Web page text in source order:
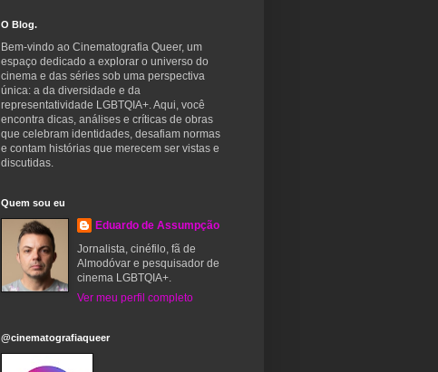
O Blog.
Bem-vindo ao Cinematografia Queer, um
espaço dedicado a explorar o universo do
cinema e das séries sob uma perspectiva
única: a da diversidade e da
representatividade LGBTQIA+. Aqui, você
encontra dicas, análises e críticas de obras
que celebram identidades, desafiam normas
e contam histórias que merecem ser vistas e
discutidas.
Quem sou eu
Eduardo de Assumpção
Jornalista, cinéfilo, fã de
Almodóvar e pesquisador de
cinema LGBTQIA+.
Ver meu perfil completo
@cinematografiaqueer